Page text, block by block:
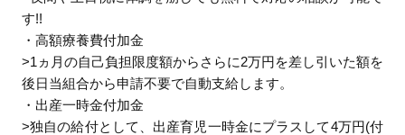
す!!
・高額療養費付加金
>1ヵ月の自己負担限度額からさらに2万円を差し引いた額を
後日当組合から申請不要で自動支給します。
・出産一時金付加金
>独自の給付として、出産育児一時金にプラスして4万円(付